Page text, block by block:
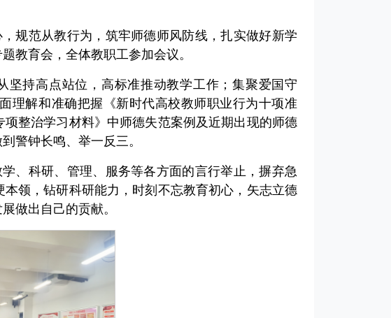
规范从教行为，筑牢师德师风防线，扎实做好新学
教育会，全体教职工参加会议。
持高点站位，高标准推动教学工作；集聚爱国守
理解和准确把握《新时代高校教师职业行为十项准
整治学习材料》中师德失范案例及近期出现的师德
警钟长鸣、举一反三。
、科研、管理、服务等各方面的言行举止，摒弃急
领，钻研科研能力，时刻不忘教育初心，矢志立德
做出自己的贡献。